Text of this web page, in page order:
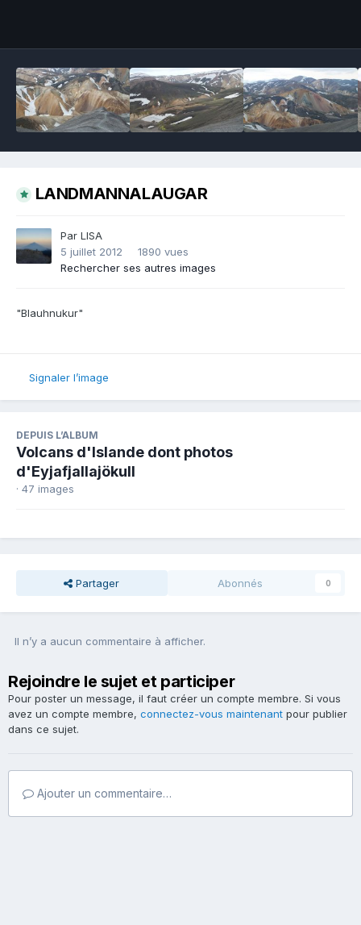
LANDMANNALAUGAR
Par LISA
5 juillet 2012
1890 vues
Rechercher ses autres images
"Blauhnukur"
Signaler l’image
DEPUIS L’ALBUM
Volcans d'Islande dont photos
d'Eyjafjallajökull
· 47 images
Partager Abonnés 0
Il n’y a aucun commentaire à afficher.
Rejoindre le sujet et participer
Pour poster un message, il faut créer un compte membre. Si vous
avez un compte membre, connectez-vous maintenant pour publier
dans ce sujet.
Ajouter un commentaire…